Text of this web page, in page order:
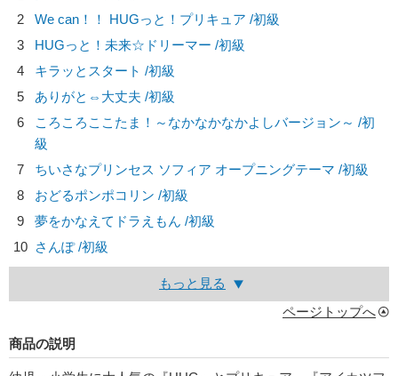
2
We can！！ HUGっと！プリキュア /初級
3
HUGっと！未来☆ドリーマー /初級
4
キラッとスタート /初級
5
ありがと⇔大丈夫 /初級
6
ころころここたま！～なかなかなかよしバージョン～ /初
級
7
ちいさなプリンセス ソフィア オープニングテーマ /初級
8
おどるポンポコリン /初級
9
夢をかなえてドラえもん /初級
10 さんぽ /初級
もっと見る
ページトップへ
商品の説明